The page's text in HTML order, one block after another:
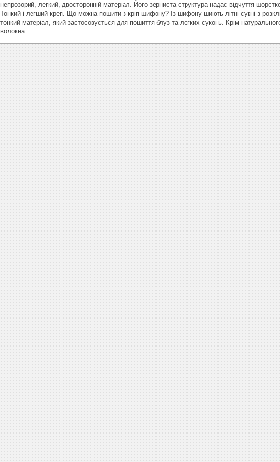
непрозорий, легкий, двосторонній матеріал. Його зерниста структура надає відчуття
Тонкий і легший креп. Що можна пошити з кріп шифону? Із шифону шиють літні сукні з
тонкий матеріал, який застосовується для пошиття блуз та легких суконь. Крім
волокна.